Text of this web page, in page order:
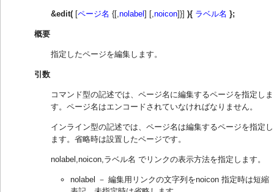
&edit([ページ名 {[, nolabel ] [, noicon]}] ){ ラベル名 };
概要
指定したページを編集します。
引数
コマンド型の記述では、ページ名に編集するページを指定しま
す。ページ名はエンコードされていなければなりません。
インライン型の記述では、ページ名は編集するページを指定し
ます。省略時は設置したページです。
nolabel,noicon,ラベル名 でリンクの表示方法を指定します。
nolabel － 編集用リンクの文字列をnoicon 指定時は短縮